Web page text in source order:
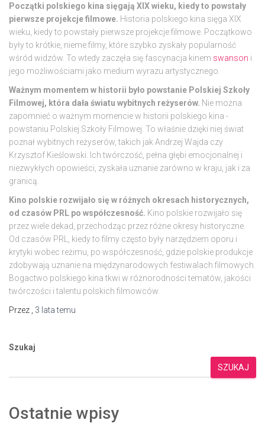
Początki polskiego kina sięgają XIX wieku, kiedy to powstały
pierwsze projekcje filmowe. Historia polskiego kina sięga XIX
wieku, kiedy to powstały pierwsze projekcje filmowe. Początkowo
były to krótkie, nieme filmy, które szybko zyskały popularność
wśród widzów. To wtedy zaczęła się fascynacja kinem swanson i
jego możliwościami jako medium wyrazu artystycznego.
Ważnym momentem w historii było powstanie Polskiej Szkoły
Filmowej, która dała światu wybitnych reżyserów. Nie można
zapomnieć o ważnym momencie w historii polskiego kina -
powstaniu Polskiej Szkoły Filmowej. To właśnie dzięki niej świat
poznał wybitnych reżyserów, takich jak Andrzej Wajda czy
Krzysztof Kieślowski. Ich twórczość, pełna głębi emocjonalnej i
niezwykłych opowieści, zyskała uznanie zarówno w kraju, jak i za
granicą.
Kino polskie rozwijało się w różnych okresach historycznych,
od czasów PRL po współczesność. Kino polskie rozwijało się
przez wiele dekad, przechodząc przez różne okresy historyczne.
Od czasów PRL, kiedy to filmy często były narzędziem oporu i
krytyki wobec reżimu, po współczesność, gdzie polskie produkcje
zdobywają uznanie na międzynarodowych festiwalach filmowych.
Bogactwo polskiego kina tkwi w różnorodności tematów, jakości
twórczości i talentu polskich filmowców.
Przez
3 latatemu
Szukaj
SZUKAJ
Ostatnie wpisy